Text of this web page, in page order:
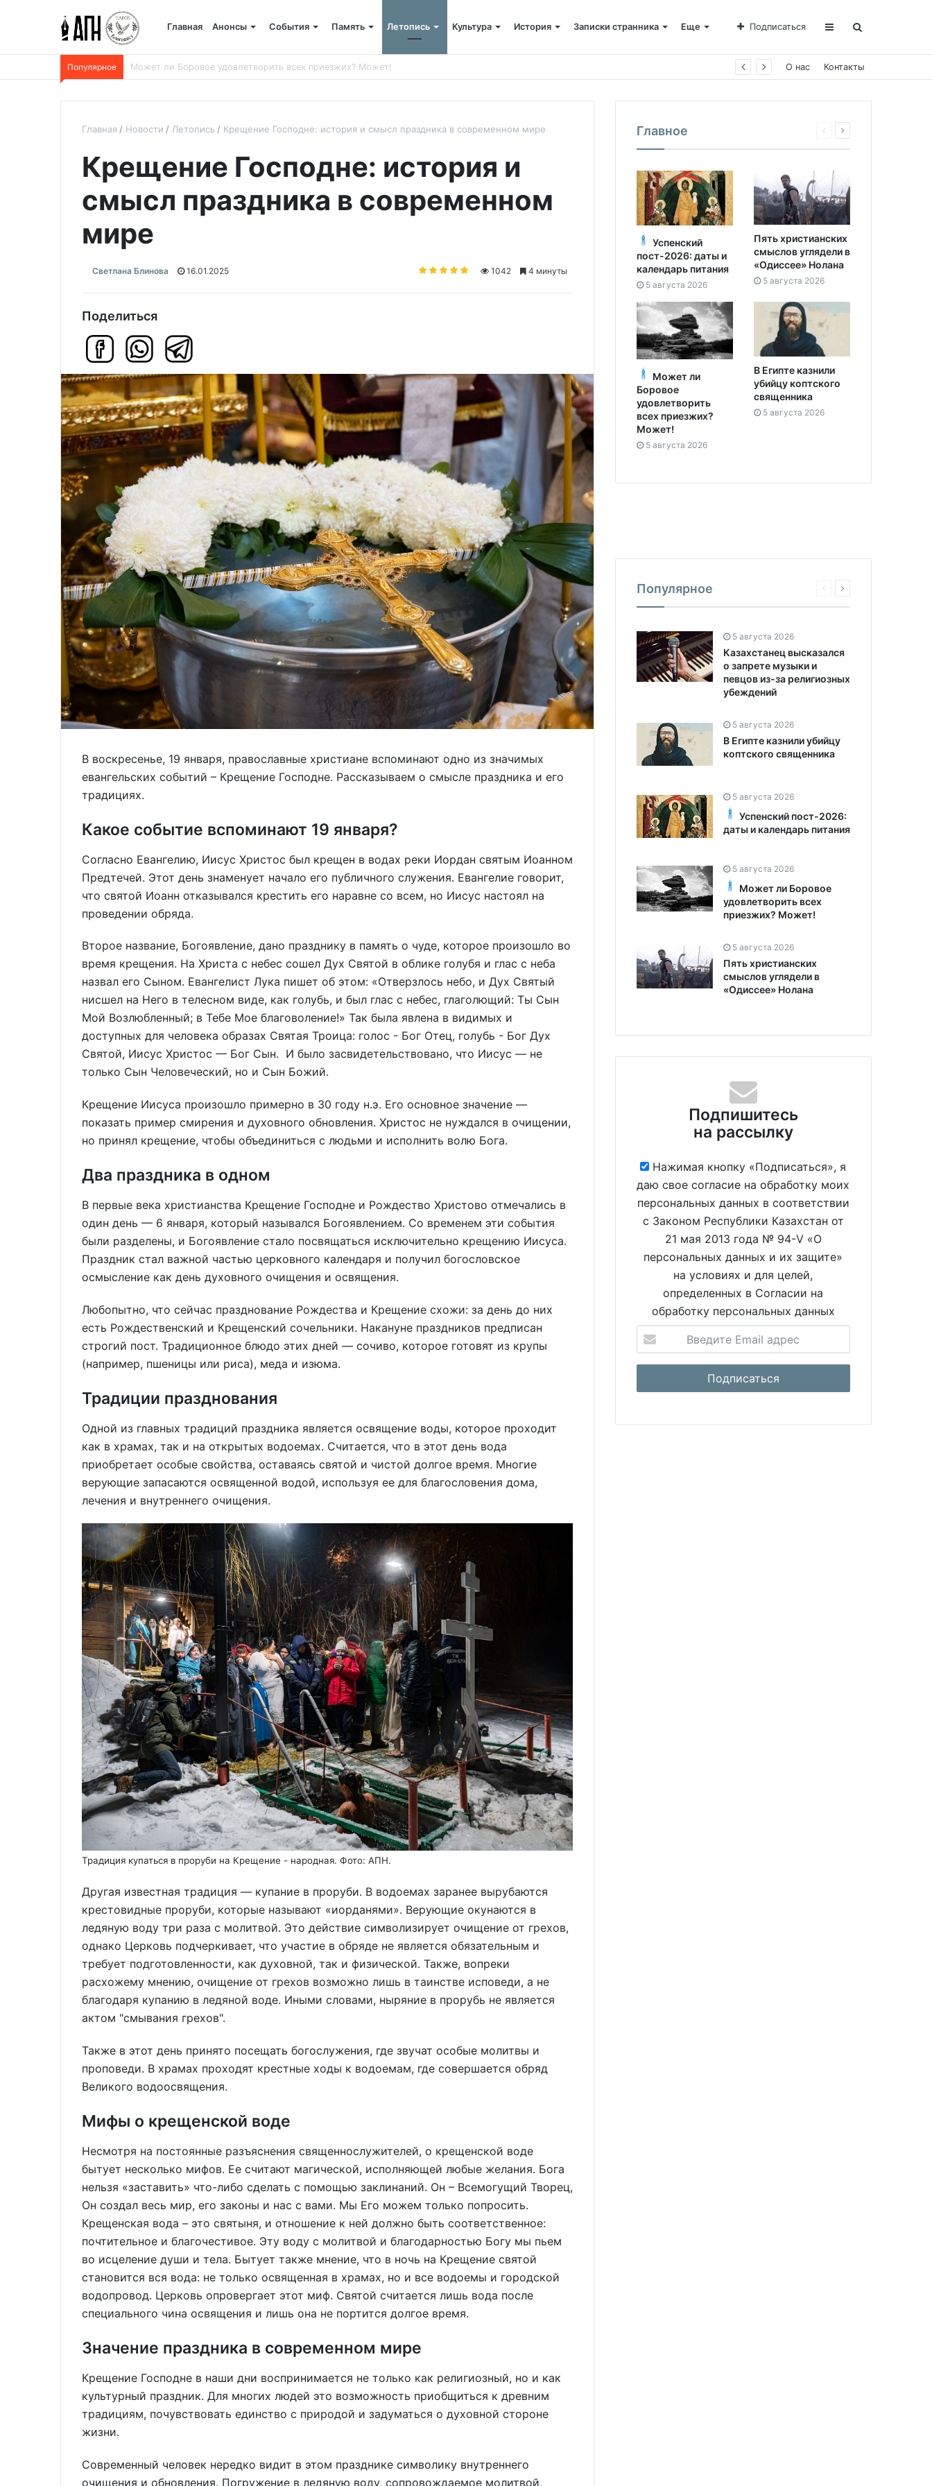
Главная Анонсы События Память Летопись Культура История Записки странника Еще Подписаться
Популярное Успенский пост-2026: даты и календарь питания О нас Контакты
Главная Новости Летопись Крещение Господне: история и смысл праздника в современном мире
Крещение Господне: история и
смысл праздника в современном
мире
Светлана Блинова 16.01.2025 1042 4 минуты
Поделиться
В воскресенье, 19 января, православные христиане вспоминают одно из значимых
евангельских событий – Крещение Господне. Рассказываем о смысле праздника и его
традициях.
Какое событие вспоминают 19 января?
Согласно Евангелию, Иисус Христос был крещен в водах реки Иордан святым Иоанном
Предтечей. Этот день знаменует начало его публичного служения. Евангелие говорит,
что святой Иоанн отказывался крестить его наравне со всем, но Иисус настоял на
проведении обряда.
Второе название, Богоявление, дано празднику в память о чуде, которое произошло во
время крещения. На Христа с небес сошел Дух Святой в облике голубя и глас с неба
назвал его Сыном. Евангелист Лука пишет об этом: «Отверзлось небо, и Дух Святый
нисшел на Него в телесном виде, как голубь, и был глас с небес, глаголющий: Ты Сын
Мой Возлюбленный; в Тебе Мое благоволение!» Так была явлена в видимых и
доступных для человека образах Святая Троица: голос - Бог Отец, голубь - Бог Дух
Святой, Иисус Христос — Бог Сын. И было засвидетельствовано, что Иисус — не
только Сын Человеческий, но и Сын Божий.
Крещение Иисуса произошло примерно в 30 году н.э. Его основное значение —
показать пример смирения и духовного обновления. Христос не нуждался в очищении,
но принял крещение, чтобы объединиться с людьми и исполнить волю Бога.
Два праздника в одном
В первые века христианства Крещение Господне и Рождество Христово отмечались в
один день — 6 января, который назывался Богоявлением. Со временем эти события
были разделены, и Богоявление стало посвящаться исключительно крещению Иисуса.
Праздник стал важной частью церковного календаря и получил богословское
осмысление как день духовного очищения и освящения.
Любопытно, что сейчас празднование Рождества и Крещение схожи: за день до них
есть Рождественский и Крещенский сочельники. Накануне праздников предписан
строгий пост. Традиционное блюдо этих дней — сочиво, которое готовят из крупы
(например, пшеницы или риса), меда и изюма.
Традиции празднования
Одной из главных традиций праздника является освящение воды, которое проходит
как в храмах, так и на открытых водоемах. Считается, что в этот день вода
приобретает особые свойства, оставаясь святой и чистой долгое время. Многие
верующие запасаются освященной водой, используя ее для благословения дома,
лечения и внутреннего очищения.
Традиция купаться в проруби на Крещение - народная. Фото: АПН.
Другая известная традиция — купание в проруби. В водоемах заранее вырубаются
крестовидные проруби, которые называют «иорданями». Верующие окунаются в
ледяную воду три раза с молитвой. Это действие символизирует очищение от грехов,
однако Церковь подчеркивает, что участие в обряде не является обязательным и
требует подготовленности, как духовной, так и физической. Также, вопреки
расхожему мнению, очищение от грехов возможно лишь в таинстве исповеди, а не
благодаря купанию в ледяной воде. Иными словами, ныряние в прорубь не является
актом "смывания грехов".
Также в этот день принято посещать богослужения, где звучат особые молитвы и
проповеди. В храмах проходят крестные ходы к водоемам, где совершается обряд
Великого водоосвящения.
Мифы о крещенской воде
Несмотря на постоянные разъяснения священнослужителей, о крещенской воде
бытует несколько мифов. Ее считают магической, исполняющей любые желания. Бога
нельзя «заставить» что-либо сделать с помощью заклинаний. Он – Всемогущий Творец,
Он создал весь мир, его законы и нас с вами. Мы Его можем только попросить.
Крещенская вода – это святыня, и отношение к ней должно быть соответственное:
почтительное и благочестивое. Эту воду с молитвой и благодарностью Богу мы пьем
во исцеление души и тела. Бытует также мнение, что в ночь на Крещение святой
становится вся вода: не только освященная в храмах, но и все водоемы и городской
водопровод. Церковь опровергает этот миф. Святой считается лишь вода после
специального чина освящения и лишь она не портится долгое время.
Значение праздника в современном мире
Крещение Господне в наши дни воспринимается не только как религиозный, но и как
культурный праздник. Для многих людей это возможность приобщиться к древним
традициям, почувствовать единство с природой и задуматься о духовной стороне
жизни.
Современный человек нередко видит в этом празднике символику внутреннего
очищения и обновления. Погружение в ледяную воду, сопровождаемое молитвой,
Главное
Успенский
пост-2026: даты и
календарь питания
5 августа 2026
Пять христианских
смыслов углядели в
«Одиссее» Нолана
5 августа 2026
Может ли
Боровое
удовлетворить
всех приезжих?
Может!
5 августа 2026
В Египте казнили
убийцу коптского
священника
5 августа 2026
Популярное
5 августа 2026
Казахстанец высказался
о запрете музыки и
певцов из-за религиозных
убеждений
5 августа 2026
В Египте казнили убийцу
коптского священника
5 августа 2026
Успенский пост-2026:
даты и календарь питания
5 августа 2026
Может ли Боровое
удовлетворить всех
приезжих? Может!
5 августа 2026
Пять христианских
смыслов углядели в
«Одиссее» Нолана
Подпишитесь
на рассылку
Нажимая кнопку «Подписаться», я
даю свое согласие на обработку моих
персональных данных в соответствии
с Законом Республики Казахстан от
21 мая 2013 года № 94-V «О
персональных данных и их защите»
на условиях и для целей,
определенных в Согласии на
обработку персональных данных